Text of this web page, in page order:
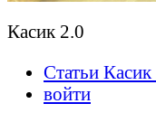
Касик 2.0
Статьи Касик
войти